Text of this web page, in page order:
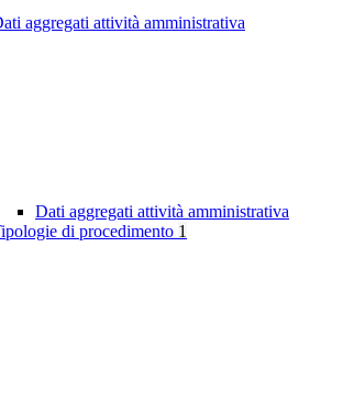
aggregati attività amministrativa
Dati aggregati attività amministrativa
di procedimento 1